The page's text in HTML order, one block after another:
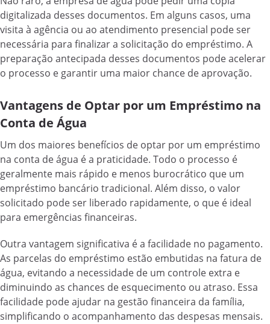
digitalizada desses documentos. Em alguns casos, uma
visita à agência ou ao atendimento presencial pode ser
necessária para finalizar a solicitação do empréstimo. A
preparação antecipada desses documentos pode acelerar
o processo e garantir uma maior chance de aprovação.
Vantagens de Optar por um Empréstimo na
Conta de Água
Um dos maiores benefícios de optar por um empréstimo
na conta de água é a praticidade. Todo o processo é
geralmente mais rápido e menos burocrático que um
empréstimo bancário tradicional. Além disso, o valor
solicitado pode ser liberado rapidamente, o que é ideal
para emergências financeiras.
Outra vantagem significativa é a facilidade no pagamento.
As parcelas do empréstimo estão embutidas na fatura de
água, evitando a necessidade de um controle extra e
diminuindo as chances de esquecimento ou atraso. Essa
facilidade pode ajudar na gestão financeira da família,
simplificando o acompanhamento das despesas mensais.